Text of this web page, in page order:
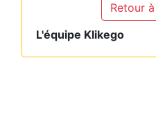
Retour
L'équipe Klikego